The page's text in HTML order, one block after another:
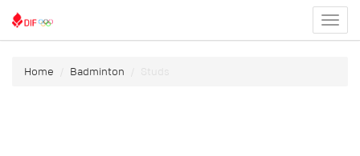
menu
Home Badminton Studs